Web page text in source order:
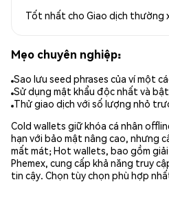
Tốt nhất cho Giao dịch thường
Mẹo chuyên nghiệp:
Sao lưu seed phrases của ví một
Sử dụng mật khẩu độc nhất và
Thử giao dịch với số lượng nhỏ
Cold wallets giữ khóa cá nhân
hạn với bảo mật nâng cao, nhưng
mất mát; Hot wallets, bao gồm
Phemex, cung cấp khả năng truy
tin cậy. Chọn tùy chọn phù hợp